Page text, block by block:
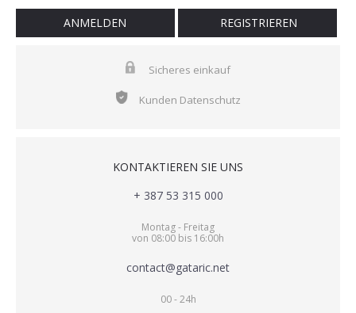
ANMELDEN REGISTRIEREN
Sicheres einkauf
Kunden Datenschutz
KONTAKTIEREN SIE UNS
+ 387 53 315 000
Montag - Freitag
von 08:00 bis 16:00h
contact@gataric.net
00 - 24h